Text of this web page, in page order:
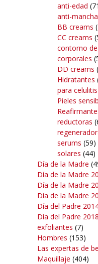
anti-edad
anti-
BB creams
CC creams
contorno
corporales
DD creams
Hidratantes
para celulitis
Pieles
reductoras
serums (59)
solares (44)
Día de la Madre
Día de la Madre
Día de la Madre
Día de la Madre
Día del Padre
Día del Padre 2018
exfoliantes (7)
Hombres (153)
Las expertas de
Maquillaje (404)